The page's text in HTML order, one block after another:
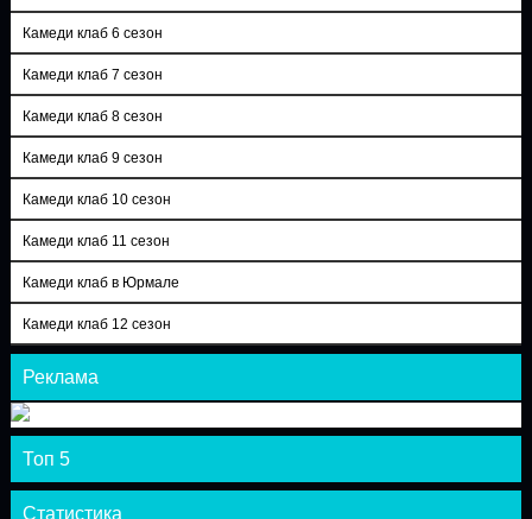
Камеди клаб 6 сезон
Камеди клаб 7 сезон
Камеди клаб 8 сезон
Камеди клаб 9 сезон
Камеди клаб 10 сезон
Камеди клаб 11 сезон
Камеди клаб в Юрмале
Камеди клаб 12 сезон
Реклама
Топ 5
Статистика